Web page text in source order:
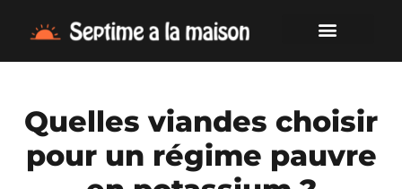
Quelles viandes choisir
pour un régime pauvre